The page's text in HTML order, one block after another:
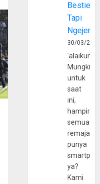
Bestie
Tapi
30/03/
Mungkin
untuk
saat
ini,
hampir
semua
remaja
punya
ya?
Kami